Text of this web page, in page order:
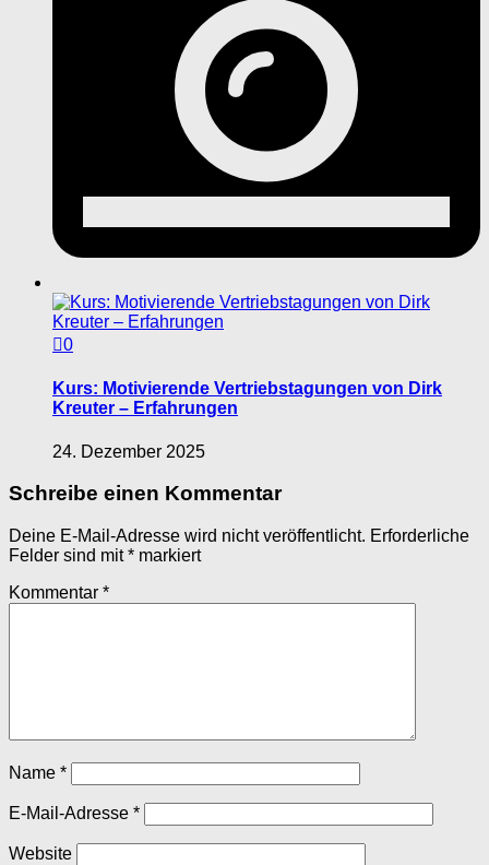
0
Kurs: Motivierende Vertriebstagungen von Dirk
Kreuter – Erfahrungen
24. Dezember 2025
Schreibe einen Kommentar
Deine E-Mail-Adresse wird nicht veröffentlicht. Erforderliche
Felder sind mit* markiert
Kommentar *
Name *
E-Mail-Adresse *
Website